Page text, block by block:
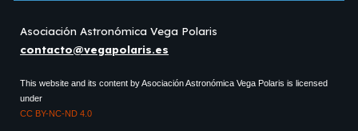
Asociación Astronómica Vega Polaris
contacto@vegapolaris.es
This website and its content byAsociaciónAstronómica Vega Polaris is licensed
under
CC BY-NC-ND 4.0